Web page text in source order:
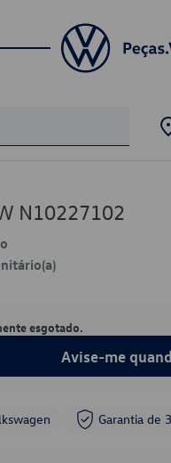
N10227102
esgotado.
Avise-me
Garantia de